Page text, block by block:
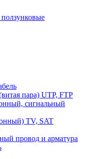
пара) UTP, FTP
сигнальный
TV, SAT
провод и арматура